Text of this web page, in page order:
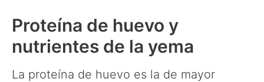
Proteína de huevo y
nutrientes de la yema
La proteína de huevo es la de mayor